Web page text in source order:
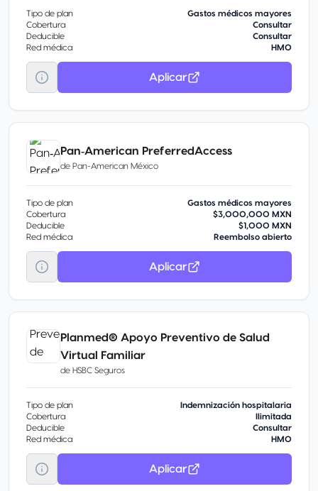
Tipo de plan
Gastos médicos mayores
Cobertura
Consultar
Deducible
Consultar
Red médica
HMO
Aplicar
Pan‑American PreferredAccess
de Pan-American México
Tipo de plan
Gastos médicos mayores
Cobertura
$3,000,000 MXN
Deducible
$1,000 MXN
Red médica
Reembolso abierto
Aplicar
Planmed® Apoyo Preventivo de Salud
Virtual Familiar
de HSBC Seguros
Tipo de plan
Indemnización hospitalaria
Cobertura
Ilimitada
Deducible
Consultar
Red médica
HMO
Aplicar